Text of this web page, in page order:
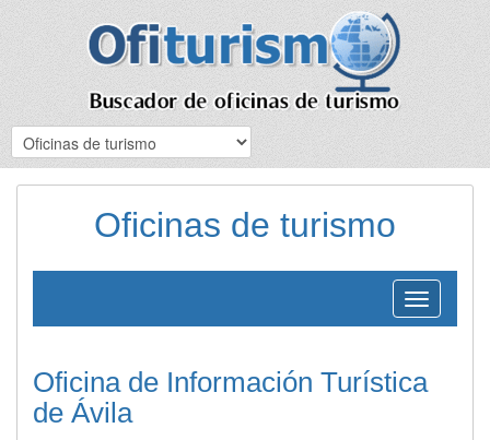
Oficinas de turismo
Toggle
navigation
Oficina de Información Turística
de Ávila